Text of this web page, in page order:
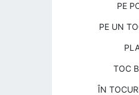
PE
PE UN
TOC
ÎN